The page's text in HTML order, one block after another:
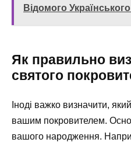
Відомого
Як правильно
святого
Іноді важко визначити,
вашим покровителем.
вашого народження.